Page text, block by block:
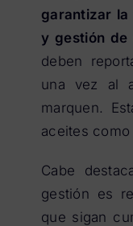
garantizar
y gestión de
deben
una vez al
marquen.
aceites como
Cabe
gestión es
que sigan